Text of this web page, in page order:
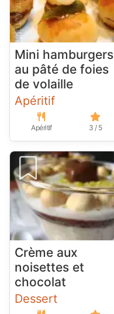
Mini hamburgers
au pâté de foies
de volaille
Apéritif
Apéritif 3 / 5
Crème aux
noisettes et
chocolat
Dessert